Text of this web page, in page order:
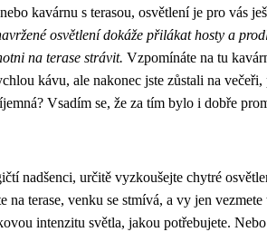
kavárnu s terasou, osvětlení je pro vás
osvětlení dokáže přilákat hosty a
na terase strávit. Vzpomínáte na tu
kávu, ale nakonec jste zůstali na večeři,
Vsadím se, že za tím bylo i dobře
nadšenci, určitě vyzkoušejte chytré
na terase, venku se stmívá, a vy jen vezmete
intenzitu světla, jakou potřebujete.